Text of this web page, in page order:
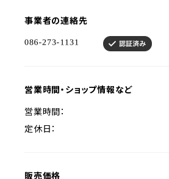
事業者の連絡先
営業時間・ショップ情報など
営業時間：
定休日：
販売価格